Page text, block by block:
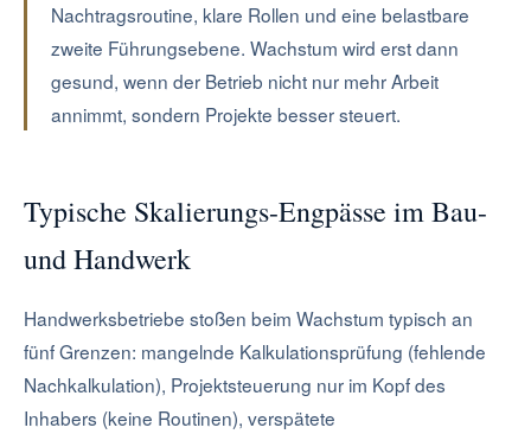
Nachtragsroutine, klare Rollen und eine belastbare
zweite Führungsebene. Wachstum wird erst dann
gesund, wenn der Betrieb nicht nur mehr Arbeit
annimmt, sondern Projekte besser steuert.
Typische Skalierungs-Engpässe im Bau-
und Handwerk
Handwerksbetriebe stoßen beim Wachstum typisch an
fünf Grenzen: mangelnde Kalkulationsprüfung (fehlende
Nachkalkulation), Projektsteuerung nur im Kopf des
Inhabers (keine Routinen), verspätete